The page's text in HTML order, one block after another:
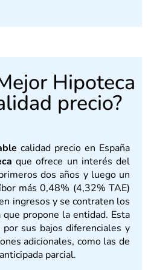
Hipoteca
precio?
calidad precio en España
que ofrece un interés del
dos años y luego un
más 0,48% (4,32% TAE)
ingresos y se contraten los
propone la entidad. Esta
sus bajos diferenciales y
adicionales, como las de
parcial.